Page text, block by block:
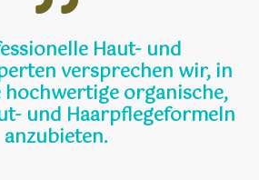
Haut- und
versprechen wir, in
hochwertige organische,
und Haarpflegeformeln
anzubieten.